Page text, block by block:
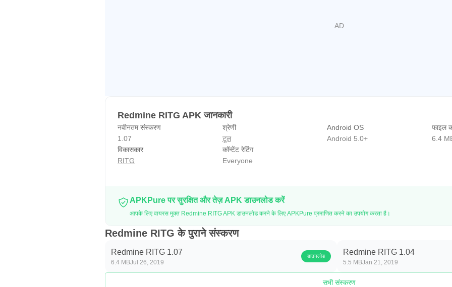
Redmine RITG APK जानकारी
नवीनतम संस्करण
1.07
श्रेणी
टूल
Android OS
Android 5.0+
फाइल
6.4
विकासकार
RITG
कॉन्टेंट रेटिंग
Everyone
APKPure पर सुरक्षित और तेज़ APK डाउनलोड करें
आपके लिए वायरस मुक्त Redmine RITG APK डाउनलोड करने के लिए APKPure प्रमाणित करने का उपयोग करता है।
Redmine RITG के पुराने संस्करण
Redmine RITG 1.07
6.4 MBJul 26, 2019
डाउनलोड Redmine RITG 1.04
5.5 MBJan 21, 2019
सभी संस्करण